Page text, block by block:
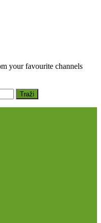
your favourite channels